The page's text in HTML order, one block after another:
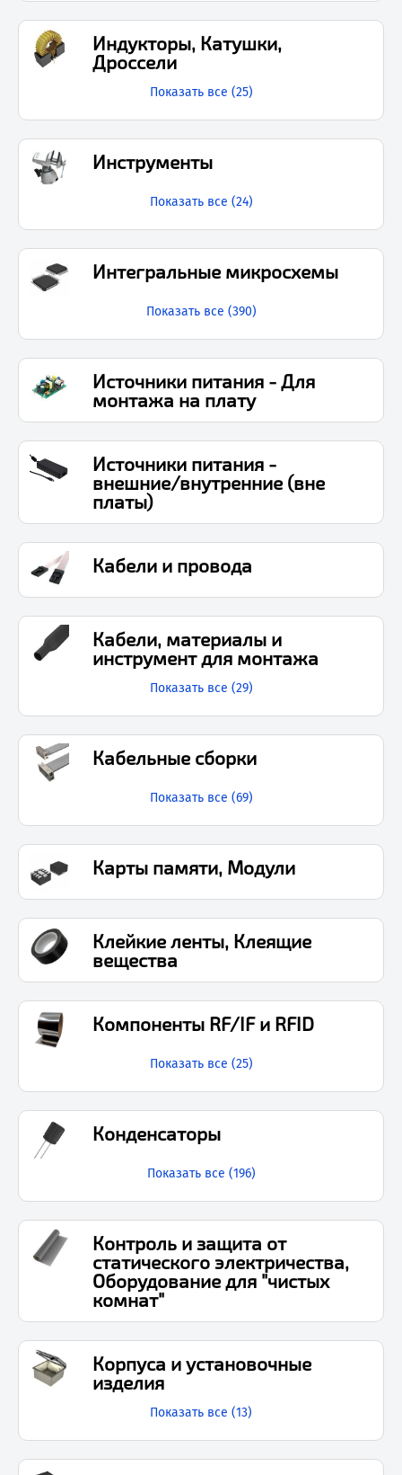
Индукторы, Катушки,
Дроссели
Показать все (25)
Инструменты
Показать все (24)
Интегральные микросхемы
Показать все (390)
Источники питания - Для
монтажа на плату
Источники питания -
внешние/внутренние (вне
платы)
Кабели и провода
Кабели, материалы и
инструмент для монтажа
Показать все (29)
Кабельные сборки
Показать все (69)
Карты памяти, Модули
Клейкие ленты, Клеящие
вещества
Компоненты RF/IF и RFID
Показать все (25)
Конденсаторы
Показать все (196)
Контроль и защита от
статического электричества,
Оборудование для "чистых
комнат"
Корпуса и установочные
изделия
Показать все (13)